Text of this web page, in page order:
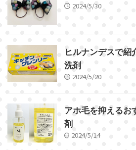
2024/5/30
ヒルナンデスで紹
洗剤
2024/5/20
アホ毛を抑えるお
剤
2024/5/14